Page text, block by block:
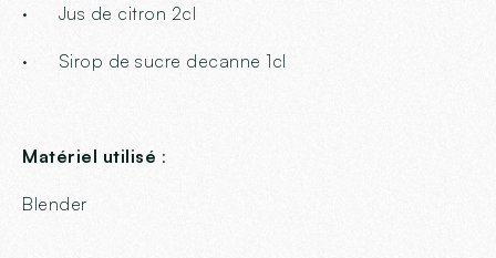
· Jus de citron 2cl
· Sirop de sucre decanne 1cl
Matériel utilisé :
Blender